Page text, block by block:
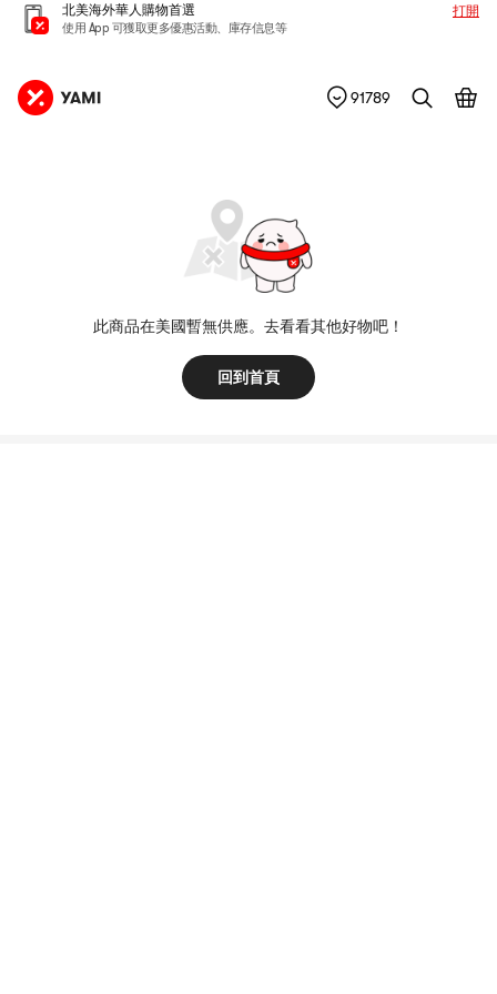
北美海外華人購物首選
使用 App 可獲取更多優惠活動、庫存信息等
打開
91789
此商品在美國暫無供應。去看看其他好物吧！
回到首頁